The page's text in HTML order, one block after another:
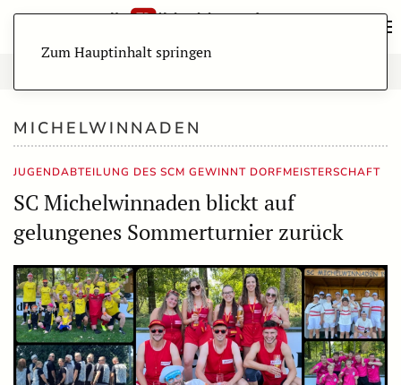
Zum Hauptinhalt springen
MICHELWINNADEN
JUGENDABTEILUNG DES SCM GEWINNT DORFMEISTERSCHAFT
SC Michelwinnaden blickt auf
gelungenes Sommerturnier zurück